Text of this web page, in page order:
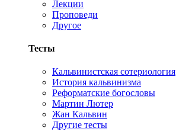
Лекции
Проповеди
Другое
Тесты
Кальвинистская сотериология
История кальвинизма
Реформатские богословы
Мартин Лютер
Жан Кальвин
Другие тесты